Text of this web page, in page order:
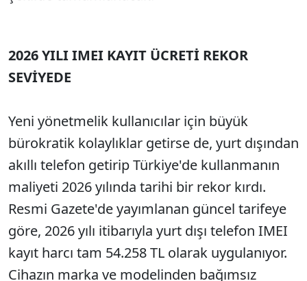
2026 YILI IMEI KAYIT ÜCRETİ REKOR
SEVİYEDE
Yeni yönetmelik kullanıcılar için büyük
bürokratik kolaylıklar getirse de, yurt dışından
akıllı telefon getirip Türkiye'de kullanmanın
maliyeti 2026 yılında tarihi bir rekor kırdı.
Resmi Gazete'de yayımlanan güncel tarifeye
göre, 2026 yılı itibarıyla yurt dışı telefon IMEI
kayıt harcı tam 54.258 TL olarak uygulanıyor.
Cihazın marka ve modelinden bağımsız